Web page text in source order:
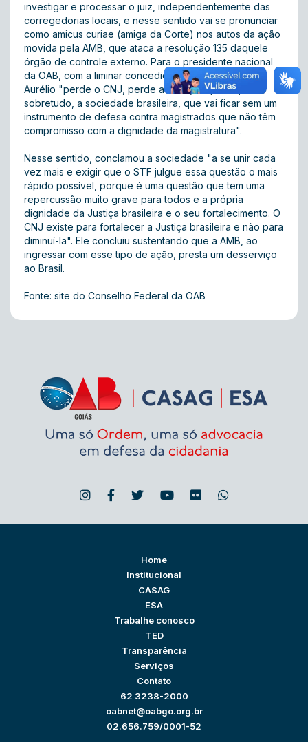
investigar e processar o juiz, independentemente das
corregedorias locais, e nesse sentido vai se pronunciar
como amicus curiae (amiga da Corte) nos autos da ação
movida pela AMB, que ataca a resolução 135 daquele
órgão de controle externo. Para o presidente nacional
da OAB, com a liminar concedida pelo ministro Marco
Aurélio "perde o CNJ, perde a Justiça e perde,
sobretudo, a sociedade brasileira, que vai ficar sem um
instrumento de defesa contra magistrados que não têm
compromisso com a dignidade da magistratura".
Nesse sentido, conclamou a sociedade "a se unir cada
vez mais e exigir que o STF julgue essa questão o mais
rápido possível, porque é uma questão que tem uma
repercussão muito grave para todos e a própria
dignidade da Justiça brasileira e o seu fortalecimento. O
CNJ existe para fortalecer a Justiça brasileira e não para
diminuí-la". Ele concluiu sustentando que a AMB, ao
ingressar com esse tipo de ação, presta um desserviço
ao Brasil.
Fonte: site do Conselho Federal da OAB
Home
Institucional
CASAG
ESA
Trabalhe conosco
TED
Transparência
Serviços
Contato
62 3238-2000
oabnet@oabgo.org.br
02.656.759/0001-52